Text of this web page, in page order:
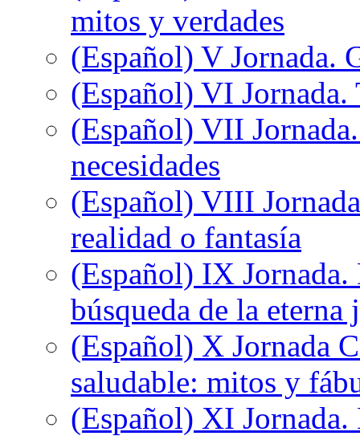
mitos y verdades
(Español) V Jornada.
(Español) VI Jornada.
(Español) VII
necesidades
(Español) VIII
realidad o fantasía
(Español) IX
búsqueda de la eterna
(Español) X Jornada
saludable: mitos y
(Español) XI Jornada.